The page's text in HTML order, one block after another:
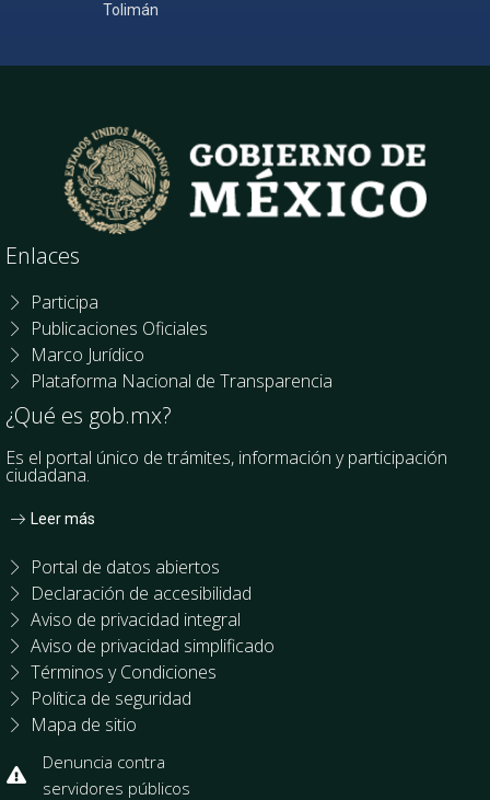
Tolimán
Enlaces
Participa
Publicaciones Oficiales
Marco Jurídico
Plataforma Nacional de Transparencia
¿Qué es gob.mx?
Es el portal único de trámites, información y participación
ciudadana.
Leer más
Portal de datos abiertos
Declaración de accesibilidad
Aviso de privacidad integral
Aviso de privacidad simplificado
Términos y Condiciones
Política de seguridad
Mapa de sitio
Denuncia contra
servidores públicos